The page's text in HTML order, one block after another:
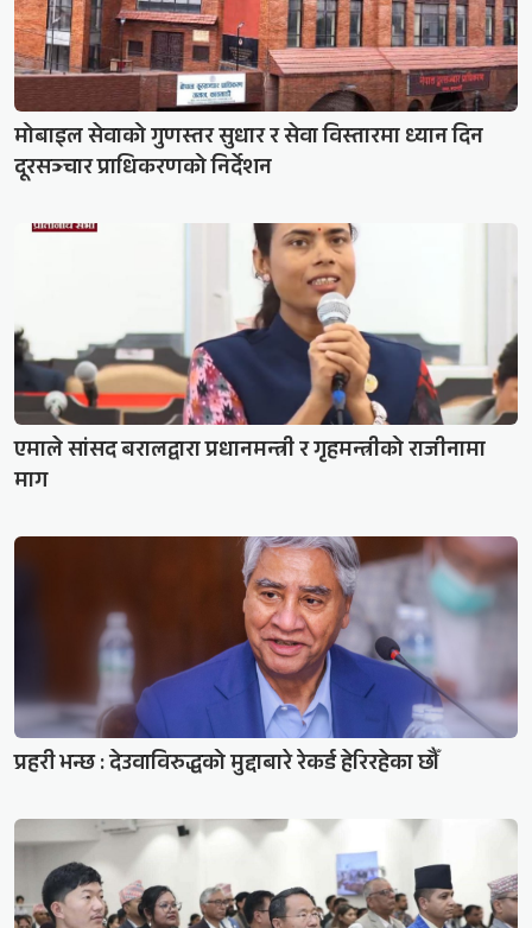
मोबाइल सेवाको गुणस्तर सुधार र सेवा विस्तारमा ध्यान दिन
दूरसञ्चार प्राधिकरणको निर्देशन
एमाले सांसद बरालद्वारा प्रधानमन्त्री र गृहमन्त्रीको राजीनामा
माग
प्रहरी भन्छ : देउवाविरुद्धको मुद्दाबारे रेकर्ड हेरिरहेका छौँ